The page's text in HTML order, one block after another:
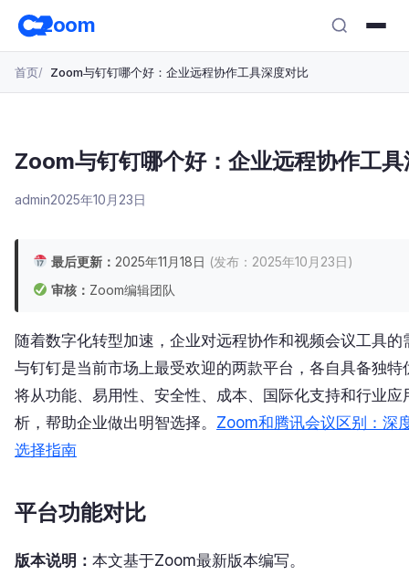
至
zoom
首页 Zoom与钉钉哪个好：企业远程协作工具深度对比
Zoom与钉钉哪个好：企业远程协作工
admin2025年10月23日
最后更新： 2025年11月18日 (发布：2025年10月23日)
审核： Zoom编辑团队
随着数字化转型加速，企业对远程协作和视频会议工具
与钉钉是当前市场上最受欢迎的两款平台，各自具备独
将从功能、易用性、安全性、成本、国际化支持和行业应
析，帮助企业做出明智选择。 Zoom和腾讯会议区别：深
选择指南
平台功能对比
版本说明： 本文基于Zoom最新版本编写。